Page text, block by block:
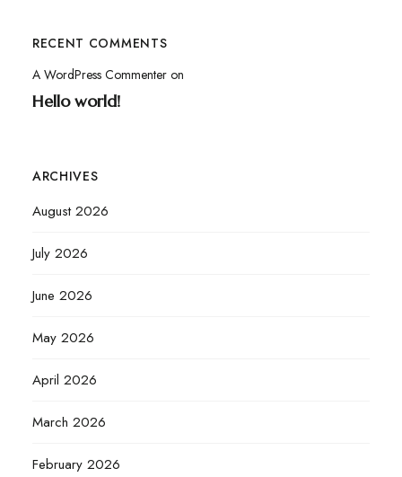
RECENT COMMENTS
A WordPress Commenteron
Hello world!
ARCHIVES
August 2026
July 2026
June 2026
May 2026
April 2026
March 2026
February 2026